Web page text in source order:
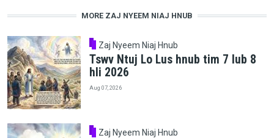
MORE ZAJ NYEEM NIAJ HNUB
Zaj Nyeem Niaj Hnub
Tswv Ntuj Lo Lus hnub tim 7 lub 8
hli 2026
Aug 07, 2026
Zaj Nyeem Niaj Hnub